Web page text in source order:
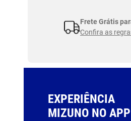
Frete Grátis
Confira as
EXPERIÊNCIA
MIZUNO NO APP